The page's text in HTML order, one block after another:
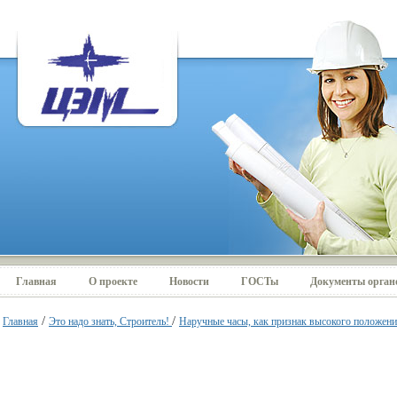
Главная О проекте Новости ГОСТы Документы
Главная / Это надо знать, Строитель! / Наручные часы, как признак высокого